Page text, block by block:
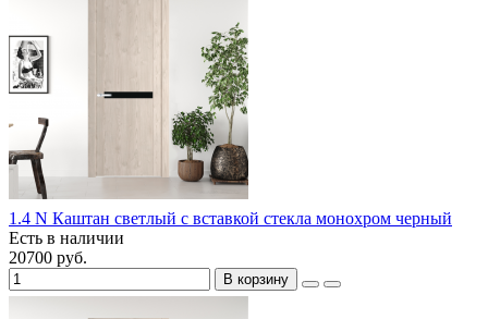
1.4 N Каштан светлый с вставкой стекла монохром черный
Есть в наличии
20700 руб.
В корзину